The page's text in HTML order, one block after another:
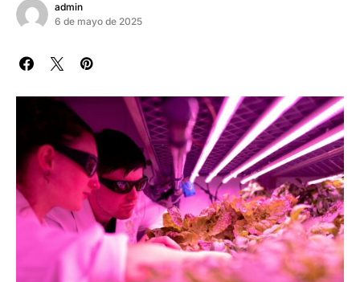
admin
6 de mayo de 2025